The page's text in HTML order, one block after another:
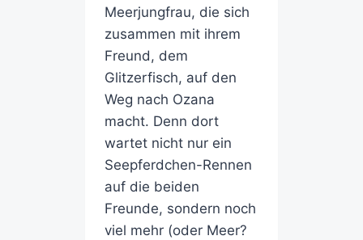
Meerjungfrau, die sich
zusammen mit ihrem
Freund, dem
Glitzerfisch, auf den
Weg nach Ozana
macht. Denn dort
wartet nicht nur ein
Seepferdchen-Rennen
auf die beiden
Freunde, sondern noch
viel mehr (oder Meer?